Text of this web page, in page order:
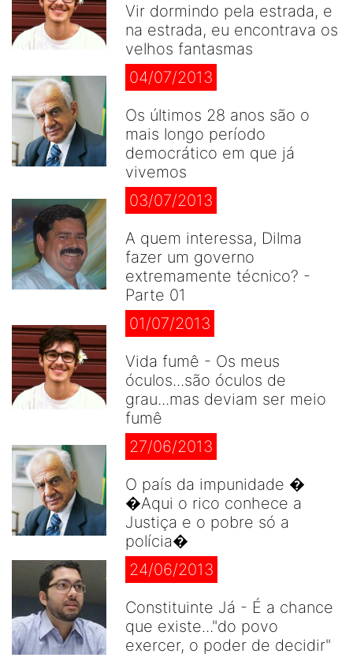
Vir dormindo pela estrada, e
na estrada, eu encontrava os
velhos fantasmas
04/07/2013
Os últimos 28 anos são o
mais longo período
democrático em que já
vivemos
03/07/2013
A quem interessa, Dilma
fazer um governo
extremamente técnico? -
Parte 01
01/07/2013
Vida fumê - Os meus
óculos...são óculos de
grau...mas deviam ser meio
fumê
27/06/2013
O país da impunidade �
�Aqui o rico conhece a
Justiça e o pobre só a
polícia�
24/06/2013
Constituinte Já - É a chance
que existe..."do povo
exercer, o poder de decidir"